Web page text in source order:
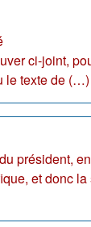
ci-joint,
le texte de (…)
président,
et donc